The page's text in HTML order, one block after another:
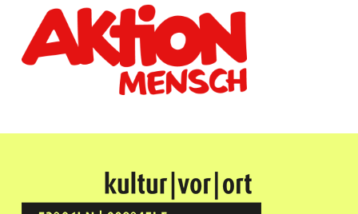
Kultur Vor Ort
BREMEN GRÖPELINGEN